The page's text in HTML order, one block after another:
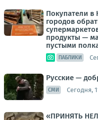
Покупатели в
городов
продукты —
пустыми
ПАБЛИКИ
Русские —
СМИ Сегодня,
«ПРИНЯТЬ